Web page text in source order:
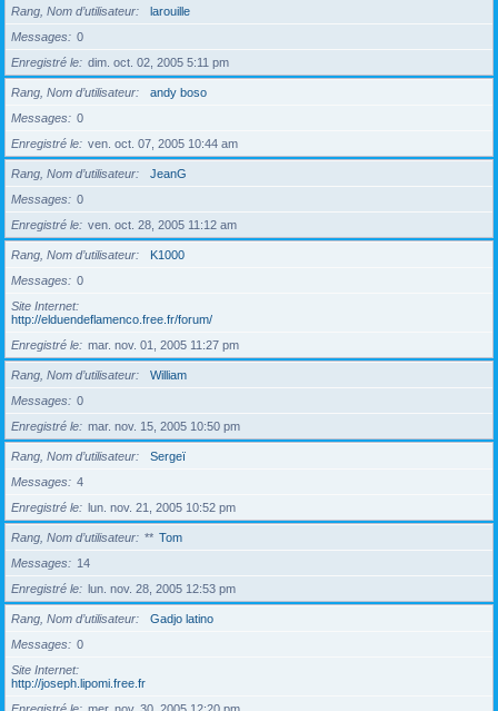
Rang, Nom d’utilisateur
larouille
Messages
0
Enregistré le
dim. oct. 02, 2005 5:11 pm
Rang, Nom d’utilisateur
andy boso
Messages
0
Enregistré le
ven. oct. 07, 2005 10:44 am
Rang, Nom d’utilisateur
JeanG
Messages
0
Enregistré le
ven. oct. 28, 2005 11:12 am
Rang, Nom d’utilisateur
K1000
Messages
0
Site Internet
http://elduendeflamenco.free.fr/forum/
Enregistré le
mar. nov. 01, 2005 11:27 pm
Rang, Nom d’utilisateur
William
Messages
0
Enregistré le
mar. nov. 15, 2005 10:50 pm
Rang, Nom d’utilisateur
Sergeï
Messages
4
Enregistré le
lun. nov. 21, 2005 10:52 pm
Rang, Nom d’utilisateur ** Tom
Messages
14
Enregistré le
lun. nov. 28, 2005 12:53 pm
Rang, Nom d’utilisateur
Gadjo latino
Messages
0
Site Internet
http://joseph.lipomi.free.fr